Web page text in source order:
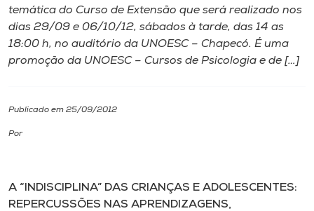
Internacionalização
I.nova
Diplomados
CPA
temática do Curso de Extensão que será realizado nos
dias 29/09 e 06/10/12, sábados à tarde, das 14 as
18:00 h, no auditório da UNOESC – Chapecó. É uma
promoção da UNOESC – Cursos de Psicologia e de […]
Publicado em 25/09/2012
Por
A “INDISCIPLINA” DAS CRIANÇAS E ADOLESCENTES:
REPERCUSSÕES NAS APRENDIZAGENS,